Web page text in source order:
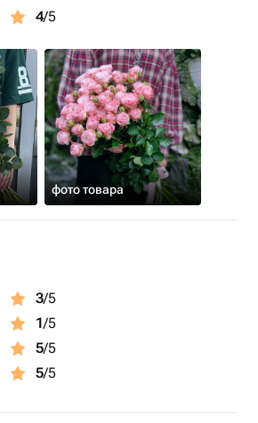
4/5
фото товара
3/5
1/5
5/5
5/5